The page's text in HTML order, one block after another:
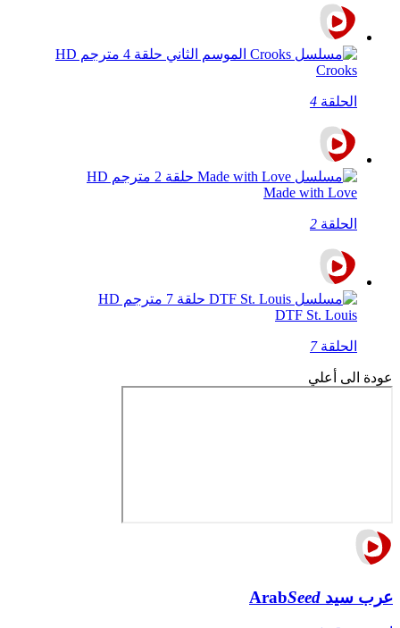
Crooks
الحلقة 4
Made with Love
الحلقة 2
DTF St. Louis
الحلقة7
عودة الى أعلي
عرب سيد ArabSeed